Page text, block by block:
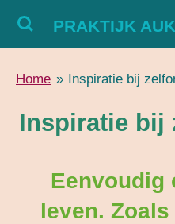
Ga
de
hoofdinhoud
PRAKTIJK
Home » Inspiratie bij
Inspiratie bij
Eenvoudig
leven.